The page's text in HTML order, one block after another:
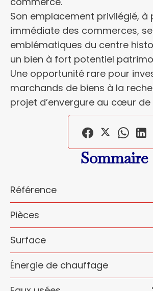
Son emplacement privilégié, à
immédiate des commerces,
emblématiques du centre
un bien à fort potentiel
Une opportunité rare pour
marchands de biens à la
projet d’envergure au cœur de
Sommaire
Référence
Pièces
Surface
Énergie de chauffage